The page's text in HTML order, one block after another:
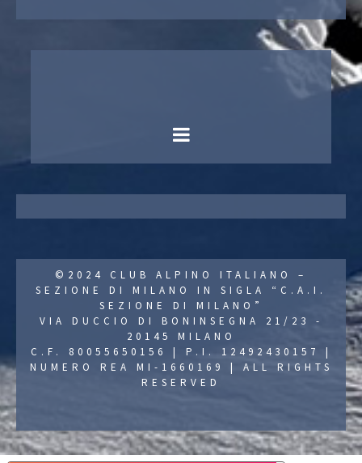
©2024 CLUB ALPINO ITALIANO –
SEZIONE DI MILANO IN SIGLA “C.A.I.
SEZIONE DI MILANO”
VIA DUCCIO DI BONINSEGNA 21/23 -
20145 MILANO
C.F. 80055650156 | P.I. 12492430157 |
NUMERO REA MI-1660169 | ALL RIGHTS
RESERVED